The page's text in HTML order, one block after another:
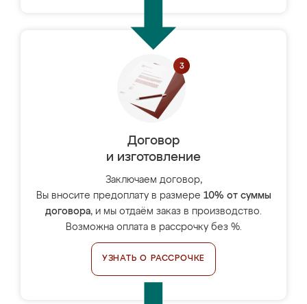
Договор
и изготовление
Заключаем договор,
Вы вносите предоплату в размере 10% от суммы
договора, и мы отдаём заказ в производство.
Возможна оплата в рассрочку без %.
УЗНАТЬ О РАССРОЧКЕ